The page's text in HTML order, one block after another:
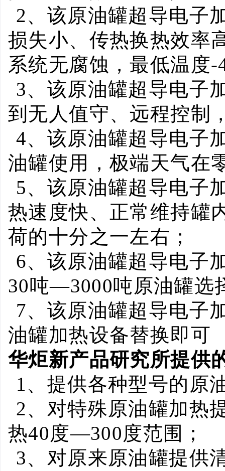
2、该原油罐超导电子
损失小、传热换热效率
系统无腐蚀，最低温度-
3、该原油罐超导电子
到无人值守、远程控制
4、该原油罐超导电子
油罐使用，极端天气在
5、该原油罐超导电子
热速度快、正常维持罐
荷的十分之一左右；
6、该原油罐超导电子
30吨—3000吨原油罐选
7、该原油罐超导电子
油罐加热设备替换即可
华炬新产品研究所提供
1 、提供各种型号的原
2、对特殊原油罐加热
热40度—300度范围；
3、对原来原油罐提供